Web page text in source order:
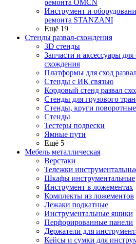
ремонта OMCN
Инструмент и
ремонта STANZANI
Ещё 19
Стенды развал-схождения
3D стенды
Запчасти и аксессуары для
схождения
Платформы для сход
Стенды с ИК связью
Кордовый стенд развал
Стенды для грузового
Стенды, круги поворотные
Стенды
Тестеры подвески
Ямные пути
Ещё 5
Мебель металлическая
Верстаки
Тележки
Шкафы инструментальные
Инструмент в ложементах
Комплекты из ложементов
Лежаки подкатные
Инструментальные ящики
Перфорированные панели
Держатели для
Кейсы и сумки для